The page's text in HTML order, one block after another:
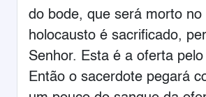
do bode, que será morto no
holocausto é sacrificado,
Senhor. Esta é a oferta pelo
Então o sacerdote pegará